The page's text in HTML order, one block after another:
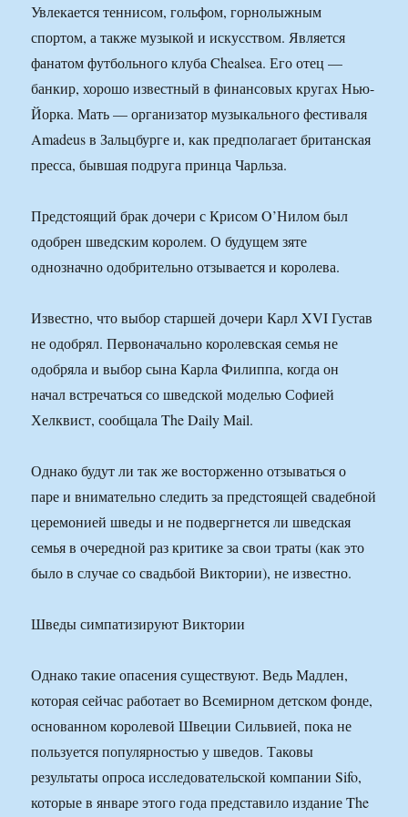
Увлекается теннисом, гольфом, горнолыжным
спортом, а также музыкой и искусством. Является
фанатом футбольного клуба Chealsea. Его отец —
банкир, хорошо известный в финансовых кругах Нью-
Йорка. Мать — организатор музыкального фестиваля
Amadeus в Зальцбурге и, как предполагает британская
пресса, бывшая подруга принца Чарльза.
Предстоящий брак дочери с Крисом O’Нилом был
одобрен шведским королем. О будущем зяте
однозначно одобрительно отзывается и королева.
Известно, что выбор старшей дочери Карл XVI Густав
не одобрял. Первоначально королевская семья не
одобряла и выбор сына Карла Филиппа, когда он
начал встречаться со шведской моделью Софией
Хелквист, сообщала The Daily Mail.
Однако будут ли так же восторженно отзываться о
паре и внимательно следить за предстоящей свадебной
церемонией шведы и не подвергнется ли шведская
семья в очередной раз критике за свои траты (как это
было в случае со свадьбой Виктории), не известно.
Шведы симпатизируют Виктории
Однако такие опасения существуют. Ведь Мадлен,
которая сейчас работает во Всемирном детском фонде,
основанном королевой Швеции Сильвией, пока не
пользуется популярностью у шведов. Таковы
результаты опроса исследовательской компании Sifo,
которые в январе этого года представило издание The